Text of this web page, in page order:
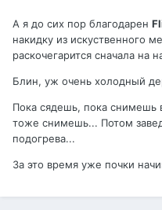
А я до сих пор благодарен
накидку из искуственного
раскочегарится сначала на
Блин, уж очень холодный
Пока сядешь, пока снимешь
тоже снимешь... Потом
подогрева...
За это время уже почки